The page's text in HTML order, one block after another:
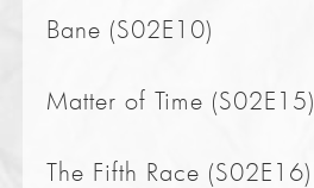
Bane (S02E10)
Matter of Time (S02E15)
The Fifth Race (S02E16)